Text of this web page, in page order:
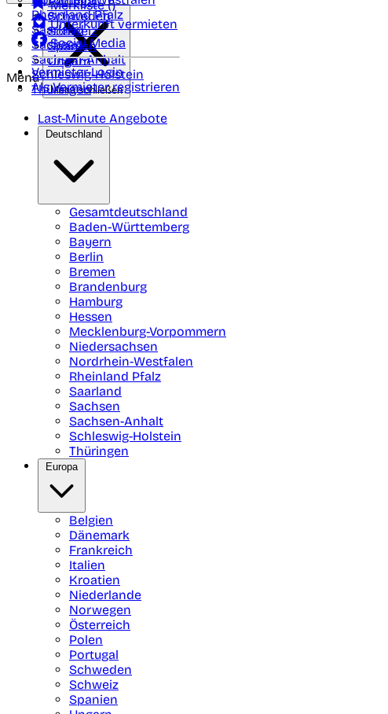
Rheinland Pfalz
Saarland
Sachsen
Sachsen-Anhalt
Schleswig-Holstein
Thüringen
Schweden
Schweiz
Spanien
Ungarn
Merkliste ()
Unterkunft vermieten
Social Media
Vermieter-Login
Als Vermieter registrieren
Menü
Menü schließen
Last-Minute Angebote
Deutschland
Gesamtdeutschland
Baden-Württemberg
Bayern
Berlin
Bremen
Brandenburg
Hamburg
Hessen
Mecklenburg-Vorpommern
Niedersachsen
Nordrhein-Westfalen
Rheinland Pfalz
Saarland
Sachsen
Sachsen-Anhalt
Schleswig-Holstein
Thüringen
Europa
Belgien
Dänemark
Frankreich
Italien
Kroatien
Niederlande
Norwegen
Österreich
Polen
Portugal
Schweden
Schweiz
Spanien